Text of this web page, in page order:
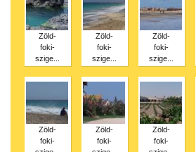
Zöld-
foki-
szige...
Zöld-
foki-
szige...
Zöld-
foki-
szige...
Zöld-
foki-
Zöld-
foki-
Zöld-
foki-